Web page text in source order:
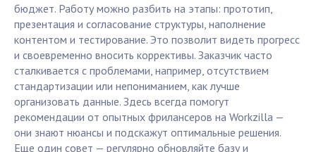
бюджет. Работу можно разбить на этапы: прототип,
презентация и согласование структуры, наполнение
контентом и тестирование. Это позволит видеть прогресс
и своевременно вносить коррективы. Заказчик часто
сталкивается с проблемами, например, отсутствием
стандартизации или непониманием, как лучше
организовать данные. Здесь всегда помогут
рекомендации от опытных фрилансеров на Workzilla —
они знают нюансы и подскажут оптимальные решения.
Еще один совет — регулярно обновляйте базу и